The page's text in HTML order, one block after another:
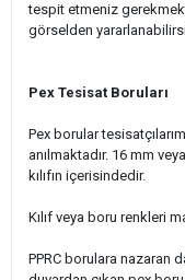
tespit etmeniz
görselden
Pex Tesisat Boruları
Pex borular
anılmaktadır. 16 mm
kılıfın içerisindedir.
Kılıf veya boru renkleri
PPRC borulara nazaran